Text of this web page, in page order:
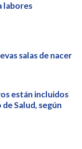
labores
salas de nacer
están incluidos
Salud, según